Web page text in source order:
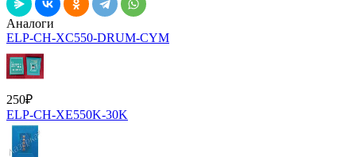
Аналоги
ELP-CH-XC550-DRUM-CYM
250₽
ELP-CH-XE550K-30K